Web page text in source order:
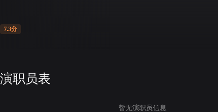
7.3分
演职员表
暂无演职员信息